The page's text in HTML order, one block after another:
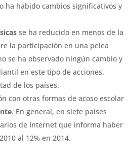
ha habido cambios significativos y
se ha reducido en menos de la
la participación en una pelea
se ha observado ningún cambio y
en este tipo de acciones.
de los países.
con otras formas de acoso escolar
. En general, en siete países
de Internet que informa haber
al 12% en 2014.